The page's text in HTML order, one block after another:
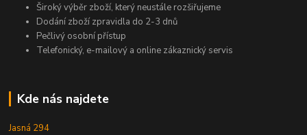
Široký výběr zboží, který neustále rozšiřujeme
Dodání zboží zpravidla do 2-3 dnů
Pečlivý osobní přístup
Telefonický, e-mailový a online zákaznický servis
Kde nás najdete
Jasná 294